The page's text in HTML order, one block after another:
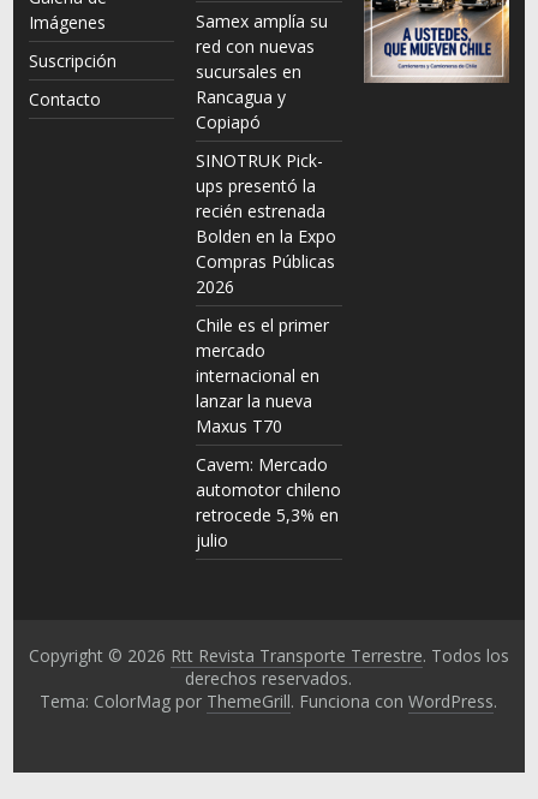
Imágenes
Suscripción
Contacto
Samex amplía su
red con nuevas
sucursales en
Rancagua y
Copiapó
SINOTRUK Pick-
ups presentó la
recién estrenada
Bolden en la Expo
Compras Públicas
2026
Chile es el primer
mercado
internacional en
lanzar la nueva
Maxus T70
Cavem: Mercado
automotor chileno
retrocede 5,3% en
julio
Copyright © 2026 Rtt Revista Transporte Terrestre. Todos los
derechos reservados.
Tema: ColorMag por ThemeGrill. Funciona conWordPress.